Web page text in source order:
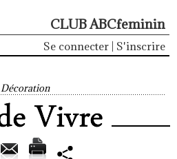
CLUB ABCfeminin
Se connecter S'inscrire
Décoration